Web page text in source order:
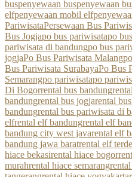
buspenyewaan buspenyewaan
elfpenyewaan mobil elf
PariwisataPersewaan Bus
Bus Jogjapo bus pariwisatapo
pariwisata di bandungpo bus
jogjaPo Bus Pariwisata Malang
Bus Pariwisata SurabayaPo Bus
Semarangpo pariwisatapo
Di Bogorrental bus bandung
bandungrental bus jogjarental
bandungrental bus pariwisata di
elfrental elf bandungrental elf
bandung city west javarental elf
bandung jawa baratrental elf
hiace bekasirental hiace bogor
murahrental hiace semarang